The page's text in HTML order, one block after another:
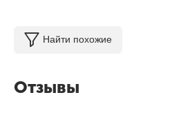
Найти похожие
Отзывы